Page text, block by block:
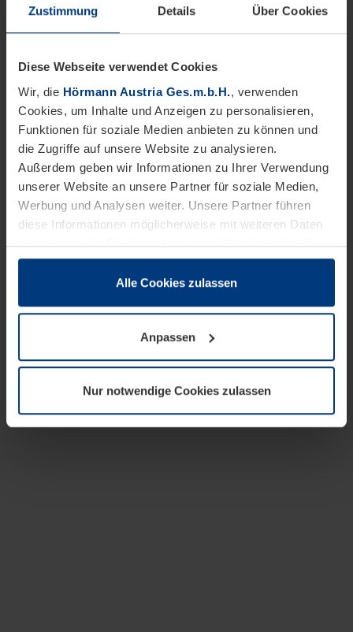
Zustimmung Details Über Cookies
Diese Webseite verwendet Cookies
Wir, die Hörmann Austria Ges.m.b.H., verwenden
Cookies, um Inhalte und Anzeigen zu personalisieren,
Funktionen für soziale Medien anbieten zu können und
die Zugriffe auf unsere Website zu analysieren.
Außerdem geben wir Informationen zu Ihrer Verwendung
unserer Website an unsere Partner für soziale Medien,
Werbung und Analysen weiter. Unsere Partner führen
diese Informationen möglicherweise mit weiteren Daten
zusammen, die Sie ihnen bereitgestellt haben oder die
sie im Rahmen Ihrer Nutzung der Dienste gesammelt
wenn diese für den Betrieb dieser Seite unbedingt
notwendig sind. Für alle anderen Cookie-Typen benötigen
wir Ihre Erlaubnis. Ihre Einwilligung können Sie jederzeit
Datenschutzerklärungunserer Website ändern oder
widerrufen.
Alle Cookies zulassen
Anpassen
Nur notwendige Cookies zulassen